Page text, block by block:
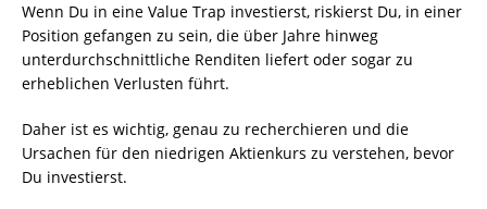
Wenn Du in eine Value Trap investierst, riskierst Du, in einer
Position gefangen zu sein, die über Jahre hinweg
unterdurchschnittliche Renditen liefert oder sogar zu
erheblichen Verlusten führt.
Daher ist es wichtig, genau zu recherchieren und die
Ursachen für den niedrigen Aktienkurs zu verstehen, bevor
Du investierst.